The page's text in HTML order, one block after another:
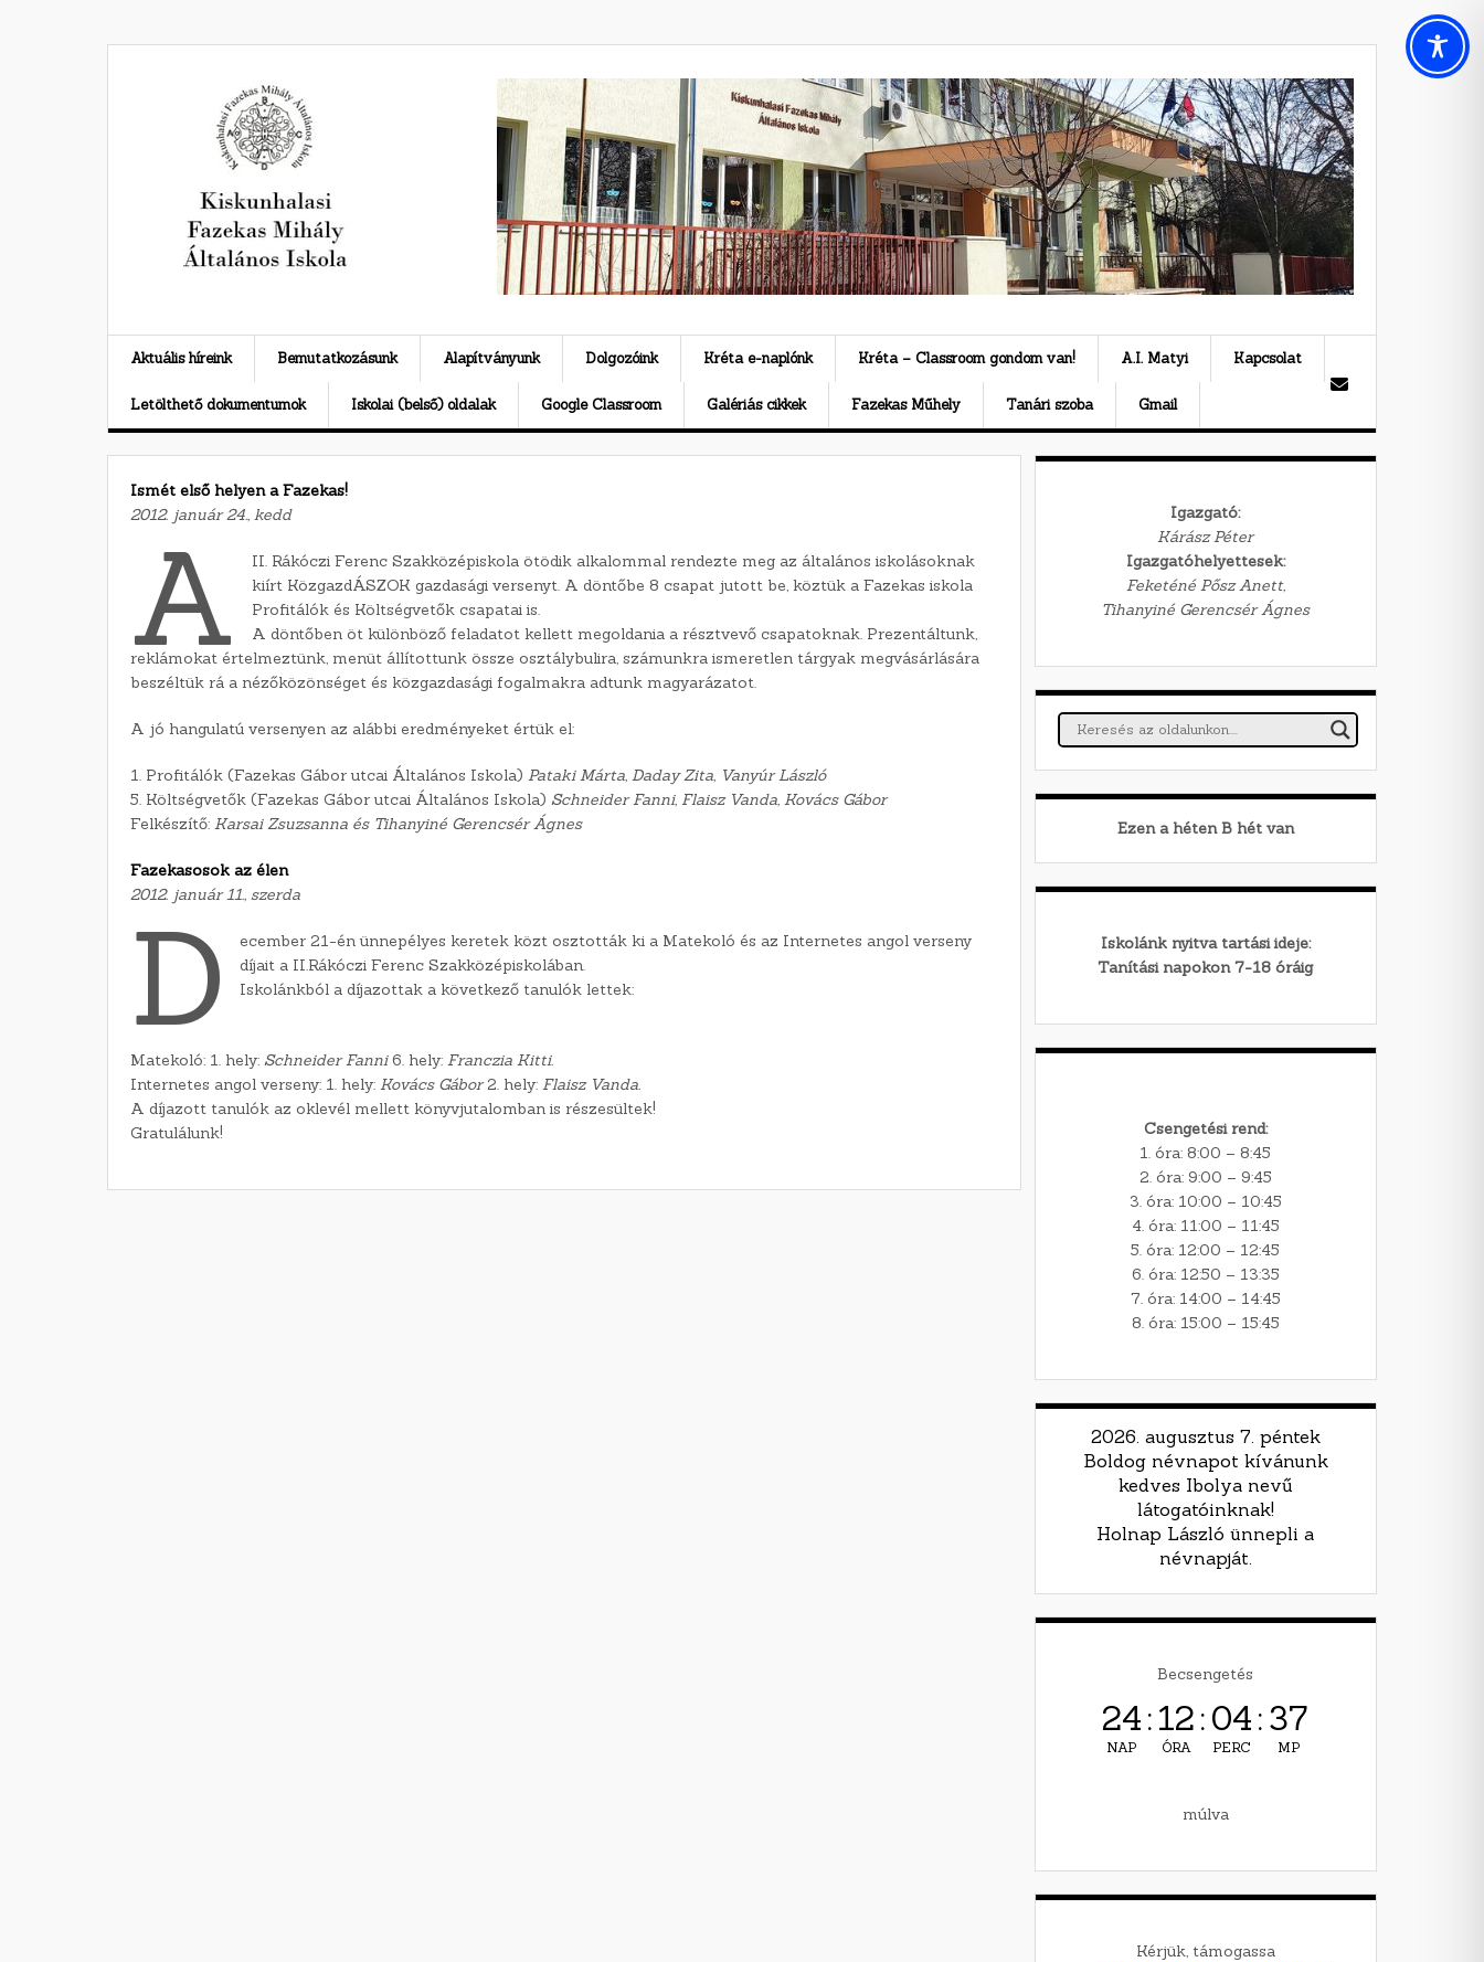
Aktuális híreink Bemutatkozásunk Alapítványunk Dolgozóink Kréta e-naplónk Kréta – Classroom gondom van! A.I. Matyi Kapcsolat
Letölthető dokumentumok Iskolai (belső) oldalak Google Classroom Galériás cikkek Fazekas Műhely Tanári szoba Gmail
Ismét első helyen a Fazekas!
2012. január 24., kedd
A
II. Rákóczi Ferenc Szakközépiskola ötödik alkalommal rendezte meg az általános iskolásoknak
kiírt KözgazdÁSZOK gazdasági versenyt. A döntőbe 8 csapat jutott be, köztük a Fazekas iskola
Profitálók és Költségvetők csapatai is.
A döntőben öt különböző feladatot kellett megoldania a résztvevő csapatoknak. Prezentáltunk,
reklámokat értelmeztünk, menüt állítottunk össze osztálybulira, számunkra ismeretlen tárgyak megvásárlására
beszéltük rá a nézőközönséget és közgazdasági fogalmakra adtunk magyarázatot.
A jó hangulatú versenyen az alábbi eredményeket értük el:
1. Profitálók (Fazekas Gábor utcai Általános Iskola) Pataki Márta, Daday Zita, Vanyúr László
5. Költségvetők (Fazekas Gábor utcai Általános Iskola) Schneider Fanni, Flaisz Vanda, Kovács Gábor
Felkészítő: Karsai Zsuzsanna és Tihanyiné Gerencsér Ágnes
Fazekasosok az élen
2012. január 11., szerda
D
ecember 21-én ünnepélyes keretek közt osztották ki a Matekoló és az Internetes angol verseny
díjait a II.Rákóczi Ferenc Szakközépiskolában.
Iskolánkból a díjazottak a következő tanulók lettek:
Matekoló: 1. hely: Schneider Fanni6. hely: Franczia Kitti.
Internetes angol verseny: 1. hely: Kovács Gábor2. hely: Flaisz Vanda.
A díjazott tanulók az oklevél mellett könyvjutalomban is részesültek!
Gratulálunk!
Igazgató:
Kárász Péter
Igazgatóhelyettesek:
Feketéné Pősz Anett,
Tihanyiné Gerencsér Ágnes
Ezen a héten Bhét van
Iskolánk nyitva tartási ideje:
Tanítási napokon 7-18 óráig
Csengetési rend:
1. óra: 8:00 – 8:45
2. óra: 9:00 – 9:45
3. óra: 10:00 – 10:45
4. óra: 11:00 – 11:45
5. óra: 12:00 – 12:45
6. óra: 12:50 – 13:35
7. óra: 14:00 – 14:45
8. óra: 15:00 – 15:45
2026. augusztus 7. péntek
Boldog névnapot kívánunk
kedves Ibolya nevű
látogatóinknak!
Holnap László ünnepli a
névnapját.
Becsengetés
24
NAP
:12
ÓRA
:04
PERC
:36
MP
múlva
Kérjük, támogassa